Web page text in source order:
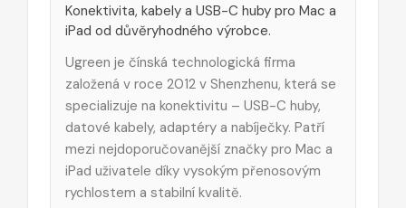
Konektivita, kabely a USB-C huby pro Mac a
iPad od důvěryhodného výrobce.
Ugreen je čínská technologická firma
založená v roce 2012 v Shenzhenu, která se
specializuje na konektivitu – USB-C huby,
datové kabely, adaptéry a nabíječky. Patří
mezi nejdoporučovanější značky pro Mac a
iPad uživatele díky vysokým přenosovým
rychlostem a stabilní kvalitě.